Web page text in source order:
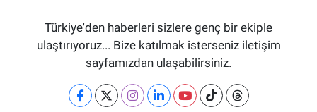
Türkiye'den haberleri sizlere genç bir ekiple
ulaştırıyoruz... Bize katılmak isterseniz iletişim
sayfamızdan ulaşabilirsiniz.